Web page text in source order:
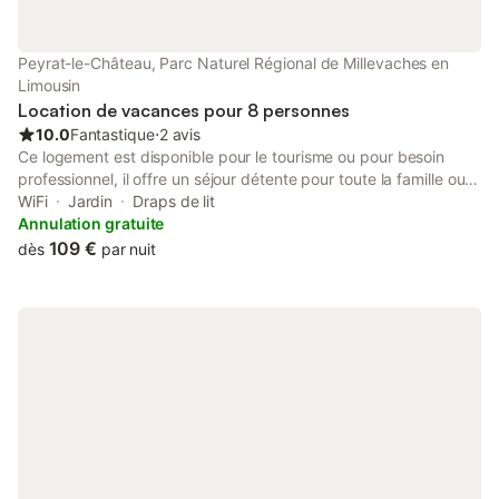
Peyrat-le-Château, Parc Naturel Régional de Millevaches en
Limousin
Location de vacances pour 8 personnes
10.0Fantastique⋅2 avis
Ce logement est disponible pour le tourisme ou pour besoin
professionnel, il offre un séjour détente pour toute la famille ou
entre amis. Commerces à proximité (à pied). Au calme dans un
charmant village du Plateau Naturel Régional de Millevaches.
Capacité de couchage 8 personnes (+ canapé convertible)
WiFi Jardin
Draps de lit
Annulation gratuite
dès 109 € par nuit